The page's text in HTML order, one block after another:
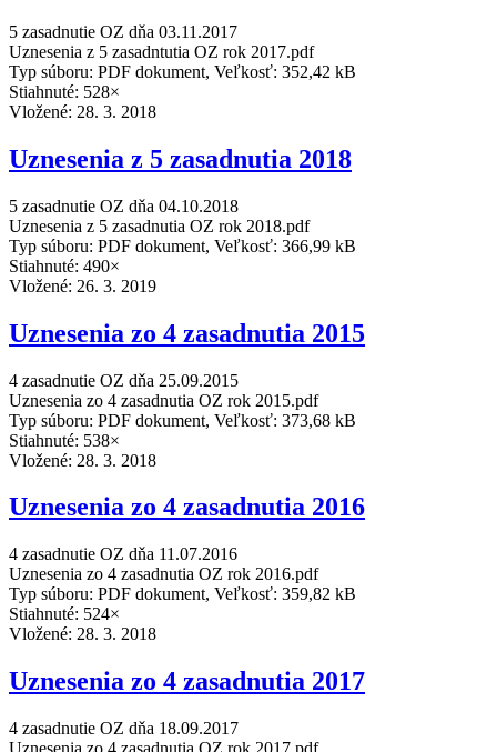
5 zasadnutie OZ dňa 03.11.2017
Uznesenia z 5 zasadntutia OZ rok 2017.pdf
Typ súboru: PDF dokument, Veľkosť: 352,42 kB
Stiahnuté: 528×
Vložené: 28. 3. 2018
Uznesenia z 5 zasadnutia 2018
5 zasadnutie OZ dňa 04.10.2018
Uznesenia z 5 zasadnutia OZ rok 2018.pdf
Typ súboru: PDF dokument, Veľkosť: 366,99 kB
Stiahnuté: 490×
Vložené: 26. 3. 2019
Uznesenia zo 4 zasadnutia 2015
4 zasadnutie OZ dňa 25.09.2015
Uznesenia zo 4 zasadnutia OZ rok 2015.pdf
Typ súboru: PDF dokument, Veľkosť: 373,68 kB
Stiahnuté: 538×
Vložené: 28. 3. 2018
Uznesenia zo 4 zasadnutia 2016
4 zasadnutie OZ dňa 11.07.2016
Uznesenia zo 4 zasadnutia OZ rok 2016.pdf
Typ súboru: PDF dokument, Veľkosť: 359,82 kB
Stiahnuté: 524×
Vložené: 28. 3. 2018
Uznesenia zo 4 zasadnutia 2017
4 zasadnutie OZ dňa 18.09.2017